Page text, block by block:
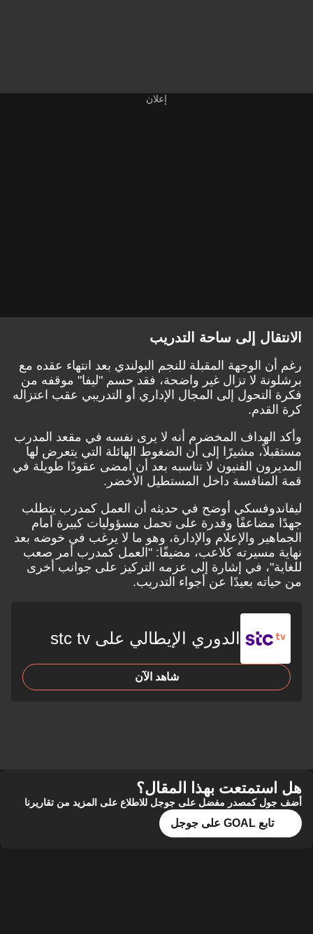
إلى ساحة التدريب
الوجهة المقبلة للنجم البولندي بعد انتهاء عقده مع
لا تزال غير واضحة، فقد حسم "ليفا" موقفه من
إلى المجال الإداري أو التدريبي عقب اعتزاله
الهداف المخضرم أنه لا يرى نفسه في مقعد المدرب
مشيرًا إلى أن الضغوط الهائلة التي يتعرض لها
الفنيون لا تناسبه بعد أن أمضى عقودًا طويلة في
داخل المستطيل الأخضر.
أوضح في حديثه أن العمل كمدرب يتطلب
مضاعفًا وقدرة على تحمل مسؤوليات كبيرة أمام
والإعلام والإدارة، وهو ما لا يرغب في خوضه بعد
مسيرته كلاعب، مضيفًا: "العمل كمدرب أمر صعب
في إشارة إلى عزمه التركيز على جوانب أخرى
بعيدًا عن أجواء التدريب.
الدوري الإيطالي على stc tv
شاهد الآن
بهذا المقال؟
كمصدر مفضل على جوجل للاطلاع على المزيد من تقاريرنا
تابع GOAL على جوجل